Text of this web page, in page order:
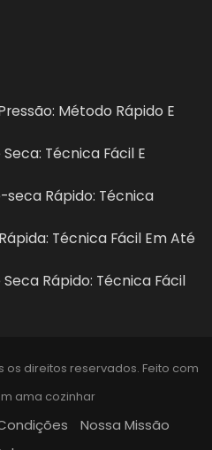
Método Rápido E
Técnica Fácil E
Rápido: Técnica
Técnica Fácil Em Até
Rápido: Técnica Fácil
os direitos reservados. Feito com
ama cozinhar
Nossa Missão